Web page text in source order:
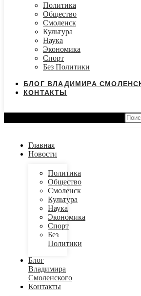
Политика
Общество
Смоленск
Культура
Наука
Экономика
Спорт
Без Политики
БЛОГ ВЛАДИМИРА
КОНТАКТЫ
Главная
Новости
Политика
Общество
Смоленск
Культура
Наука
Экономика
Спорт
Без
Политики
Блог
Владимира
Смоленского
Контакты